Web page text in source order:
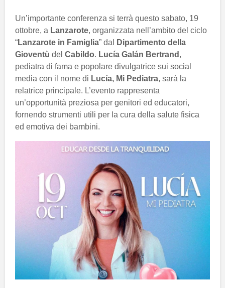
Un’importante conferenza si terrà questo sabato, 19
ottobre, a Lanzarote, organizzata nell’ambito del ciclo
“Lanzarote in Famiglia” dal
Dipartimento della
Gioventù del Cabildo. Lucía Galán Bertrand ,
pediatra di fama e popolare divulgatrice sui social
media con il nome di Lucía, Mi Pediatra, sarà la
relatrice principale. L’evento rappresenta
un’opportunità preziosa per genitori ed educatori,
fornendo strumenti utili per la cura della salute fisica
ed emotiva dei bambini.